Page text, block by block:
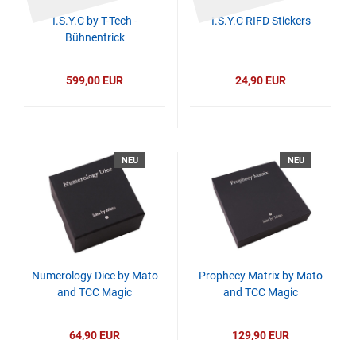
I.S.Y.C by T-Tech -
Bühnentrick
599,00 EUR
I.S.Y.C RIFD Stickers
24,90 EUR
NEU
Numerology Dice by Mato
and TCC Magic
64,90 EUR
NEU
Prophecy Matrix by Mato
and TCC Magic
129,90 EUR